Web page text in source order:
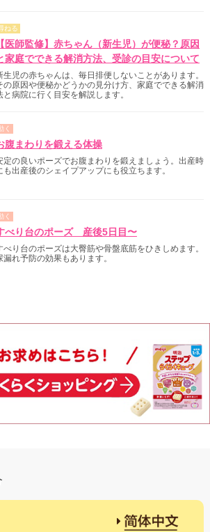
ねる
【医師監修】赤ちゃん（新生児）が便秘？原因
家庭でできる解消方法、受診の目安について
生児の赤ちゃんは、毎日排便しないことがあります。
の原因や便秘かどうかの見分け方、家庭でできる解消
と病院に行く目安を解説します。
く
腹まわりを鍛える体操
定の良いポーズでお腹まわりを鍛えましょう。出産時
も出産後のシェイプアップにも役立ちます。
動く
べり台のポーズ 産後5日目〜
べり台のポーズは大臀筋や骨盤底筋をひきしめます。
漏れ予防の効果もあります。